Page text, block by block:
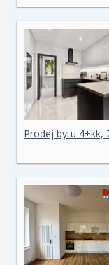
Prodej bytu 4+kk,